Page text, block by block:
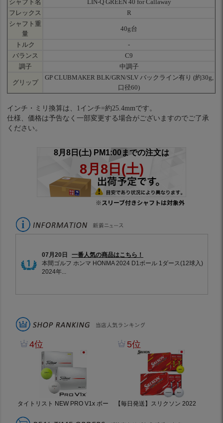
シャフト名
LIN-Q GREEN 40 for Callaway
フレックス
R
シャフト重
量
40g台
トルク
-
バランス
C9
調子
中調子
グリップ
GP CLUBMAKER BLK/GRN/SLV バックライン有り (約30g,
口径60)
インチ・ミリ換算は、1インチ=約25.4mmです。
仕様、価格は予告なく一部変更する場合がございますのでご了承
ください。
※スリーブ付きシャフトは対象外